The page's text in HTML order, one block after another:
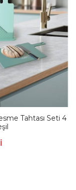
Tahtası Seti 4